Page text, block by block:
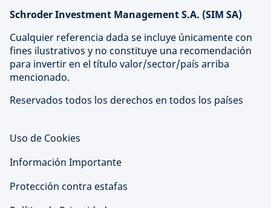
Schroder Investment Management S.A. (SIM SA)
Cualquier referencia dada se incluye únicamente con
fines ilustrativos y no constituye una recomendación
para invertir en el título valor/sector/país arriba
mencionado.
Reservados todos los derechos en todos los países
Uso de Cookies
Información Importante
Protección contra estafas